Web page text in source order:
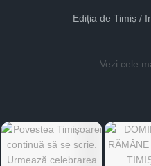
Ediția de Timiș /
Vezi cele